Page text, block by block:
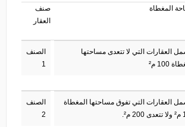
المغطاة
صنف
العقار
العقارات التي لا تتعدى مساحتها
100 م²
الصنف
1
العقارات التي تفوق مساحتها المغطاة
الصنف
2